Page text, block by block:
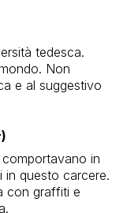
tedesca.
Non
e al suggestivo
comportavano in
in questo carcere.
con graffiti e